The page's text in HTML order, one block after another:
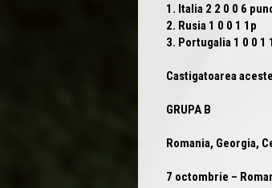
1. Italia 2 2 0 0 6
2. Rusia 1 0 0 1 1p
3. Portugalia 1 0 0 1
Castigatoarea
GRUPA B
Romania, Georgia,
7 octombrie –